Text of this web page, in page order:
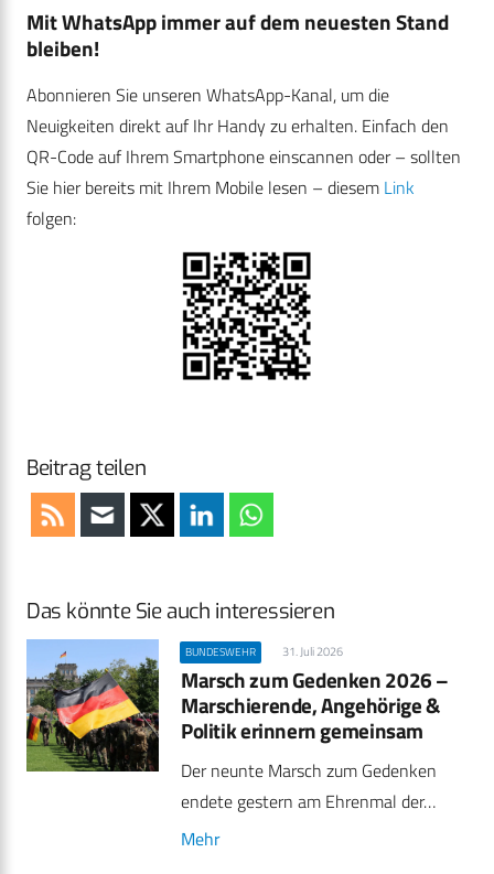
Mit WhatsApp immer auf dem neuesten Stand
bleiben!
Abonnieren Sie unseren WhatsApp-Kanal, um die
Neuigkeiten direkt auf Ihr Handy zu erhalten. Einfach den
QR-Code auf Ihrem Smartphone einscannen oder – sollten
Sie hier bereits mit Ihrem Mobile lesen – diesem Link
folgen:
Beitrag teilen
Das könnte Sie auch interessieren
BUNDESWEHR 31. Juli 2026
Marsch zum Gedenken 2026 –
Marschierende, Angehörige &
Politik erinnern gemeinsam
Der neunte Marsch zum Gedenken
endete gestern am Ehrenmal der…
Mehr